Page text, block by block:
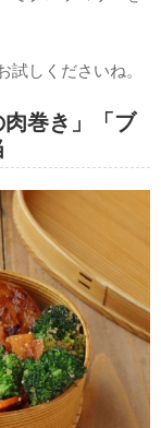
試しくださいね。
巻き」「ブ